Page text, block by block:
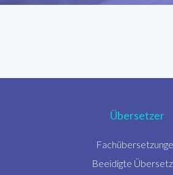
Übersetzer
Beeidigte